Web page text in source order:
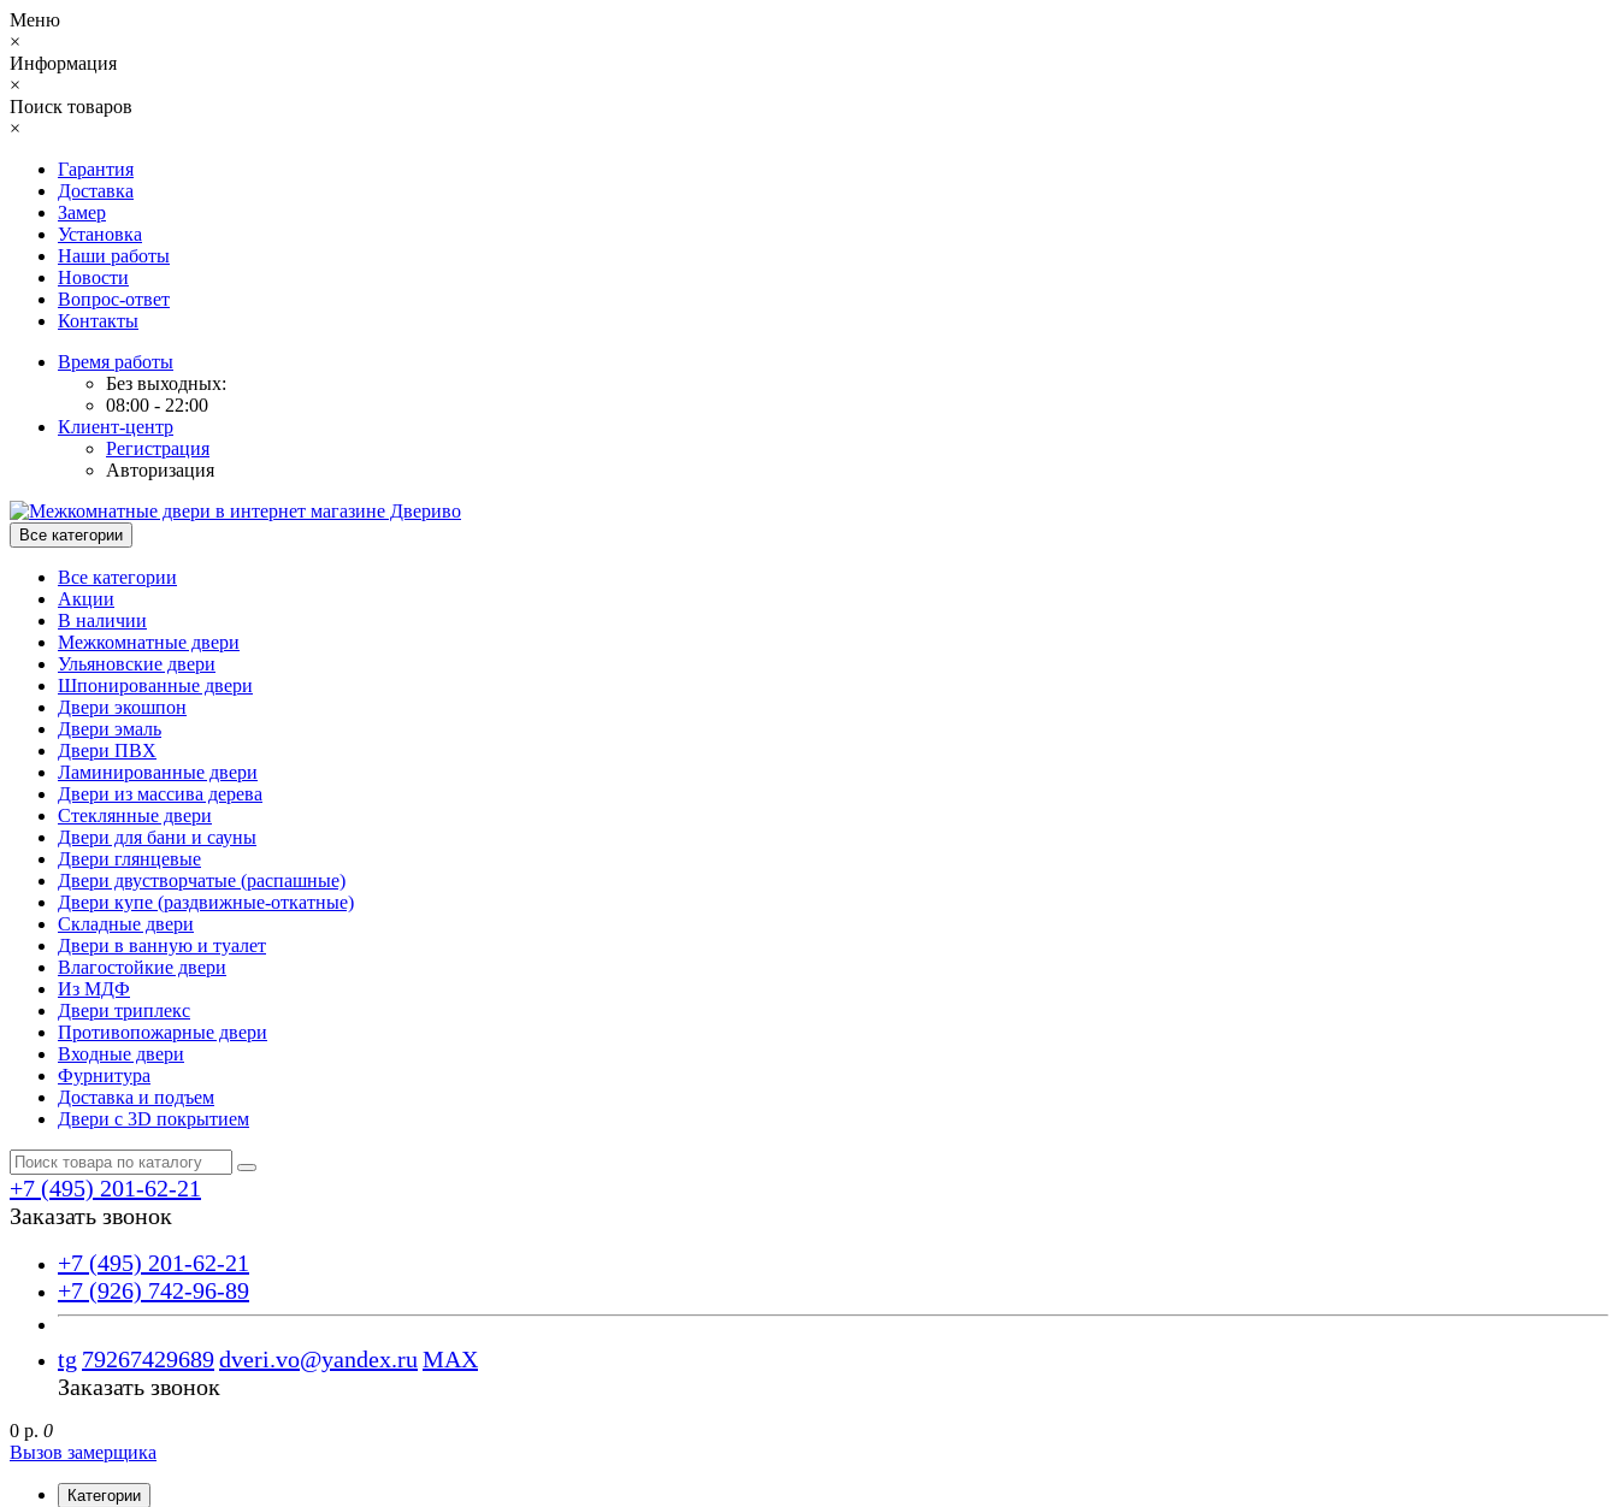
Меню
×
Информация
×
Поиск товаров
×
Гарантия
Доставка
Замер
Установка
Наши работы
Новости
Вопрос-ответ
Контакты
Время работы
Без выходных:
08:00 - 22:00
Клиент-центр
Регистрация
Авторизация
Все категории
Все категории
Акции
В наличии
Межкомнатные двери
Ульяновские двери
Шпонированные двери
Двери экошпон
Двери эмаль
Двери ПВХ
Ламинированные двери
Двери из массива дерева
Стеклянные двери
Двери для бани и сауны
Двери глянцевые
Двери двустворчатые (распашные)
Двери купе (раздвижные-откатные)
Складные двери
Двери в ванную и туалет
Влагостойкие двери
Из МДФ
Двери триплекс
Противопожарные двери
Входные двери
Фурнитура
Доставка и подъем
Двери с 3D покрытием
+7 (495) 201-62-21
Заказать звонок
+7 (495) 201-62-21
+7 (926) 742-96-89
tg 79267429689dveri.vo@yandex.ru MAX
Заказать звонок
0 р. 0
Вызов замерщика
Категории